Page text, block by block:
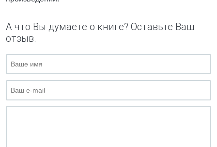
А что Вы думаете о книге? Оставьте Ваш
отзыв.